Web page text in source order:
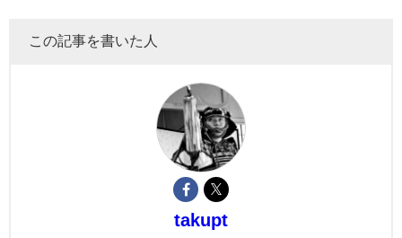
この記事を書いた人
takupt